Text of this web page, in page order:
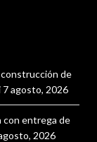
de
7 agosto, 2026
con entrega de
2026